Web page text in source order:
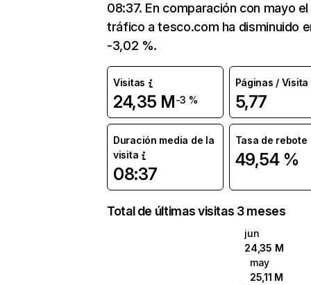
08:37. En comparación con mayo el
tráfico a tesco.com ha disminuido
-3,02 %.
Visitas
24,35 M-3 %
Páginas / Visita
5,77
Duración media de la
visita
08:37
Tasa de rebote
49,54 %
Total de últimas visitas 3 meses
jun
24,35 M
may
25,11 M